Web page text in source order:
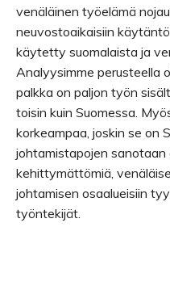
venäläinen työelämä
neuvostoaikaisiin
käytetty suomalaista ja
Analyysimme perusteella
palkka on paljon työn
toisin kuin Suomessa.
korkeampaa, joskin se on
johtamistapojen sanotaan
kehittymättömiä,
johtamisen osaalueisiin
työntekijät.